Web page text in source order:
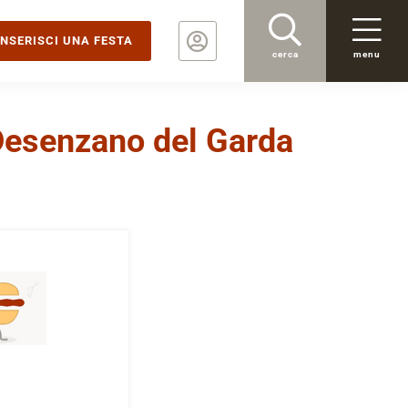
UNA FESTA
cerca menu
del Garda